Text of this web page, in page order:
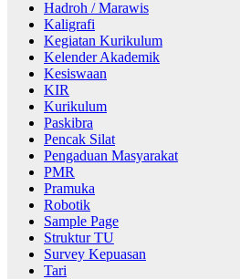
Hadroh / Marawis
Kaligrafi
Kegiatan Kurikulum
Kelender Akademik
Kesiswaan
KIR
Kurikulum
Paskibra
Pencak Silat
Pengaduan Masyarakat
PMR
Pramuka
Robotik
Sample Page
Struktur TU
Survey Kepuasan
Tari